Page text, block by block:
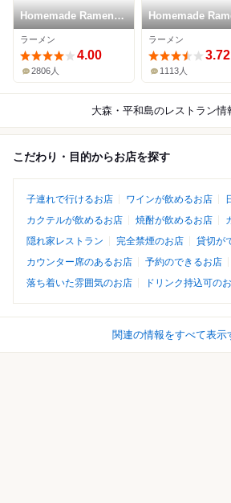
Homemade Ramen
麦苗
ラーメン
4.00
2806人
Homemade
青麦
ラーメン
3.72
1113人
大森・平和島のレストラン情
こだわり・目的からお店を探す
子連れで行けるお店 ワインが飲めるお店
カクテルが飲めるお店
焼酎が飲めるお店
隠れ家レストラン
完全禁煙のお店
貸切が
カウンター席のあるお店
予約のできるお店
落ち着いた雰囲気のお店
ドリンク持込可の
関連の情報をすべて表示